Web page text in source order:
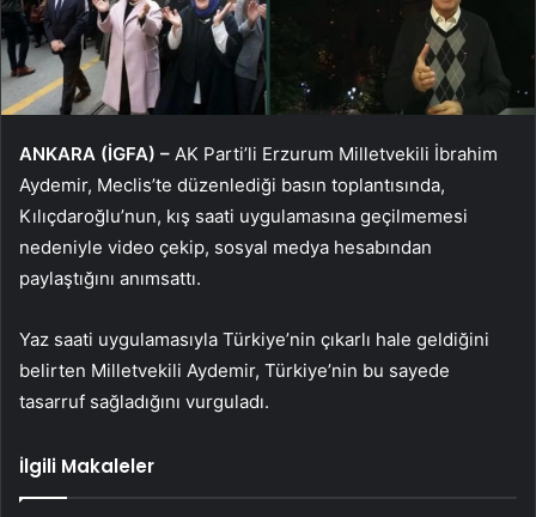
ANKARA (İGFA) – AK Parti’li Erzurum Milletvekili İbrahim
Aydemir, Meclis’te düzenlediği basın toplantısında,
Kılıçdaroğlu’nun, kış saati uygulamasına geçilmemesi
nedeniyle video çekip, sosyal medya hesabından
paylaştığını anımsattı.
Yaz saati uygulamasıyla Türkiye’nin çıkarlı hale geldiğini
belirten Milletvekili Aydemir, Türkiye’nin bu sayede
tasarruf sağladığını vurguladı.
İlgili Makaleler